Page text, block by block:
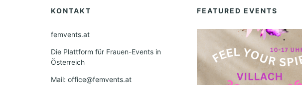
KONTAKT
femvents.at
Die Plattform für Frauen-Events in
Österreich
Mail: office@femvents.at
FEATURED EVENTS